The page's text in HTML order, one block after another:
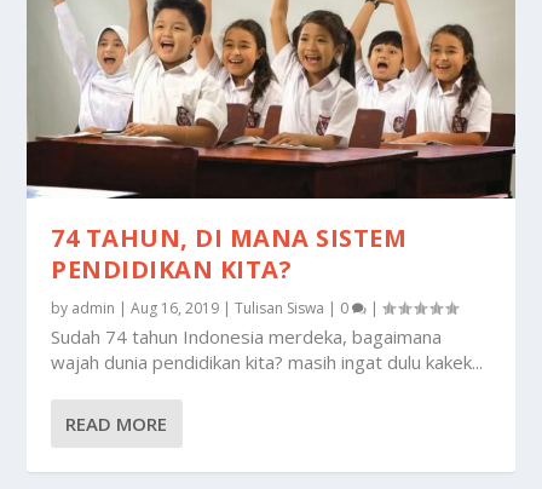
74 TAHUN, DI MANA SISTEM
PENDIDIKAN KITA?
by admin |Aug 16, 2019 |Tulisan Siswa | 0 |
Sudah 74 tahun Indonesia merdeka, bagaimana
wajah dunia pendidikan kita? masih ingat dulu kakek...
READ MORE